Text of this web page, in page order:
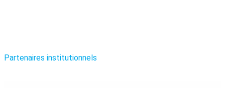
Partenaires institutionnels